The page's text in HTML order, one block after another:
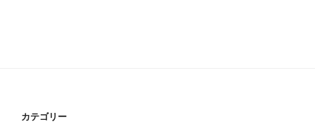
カテゴリー